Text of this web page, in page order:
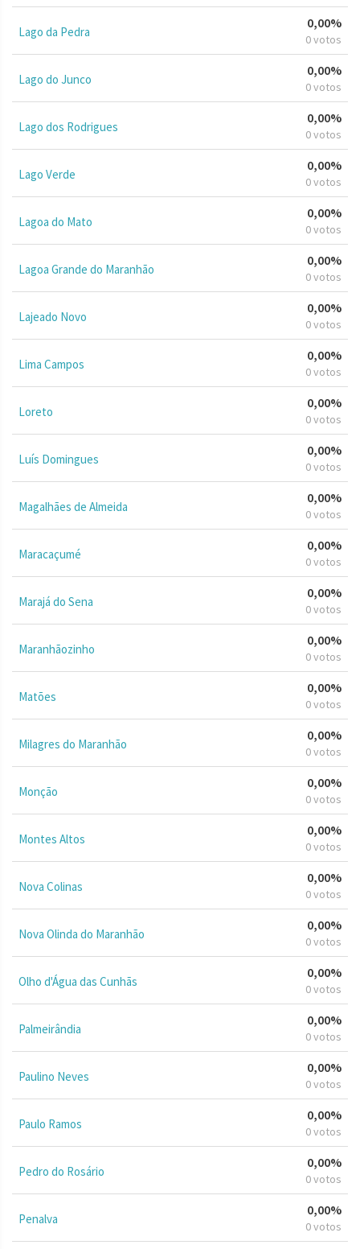
Lago da Pedra
0,00%
0 votos
Lago do Junco
0,00%
0 votos
Lago dos Rodrigues
0,00%
0 votos
Lago Verde
0,00%
0 votos
Lagoa do Mato
0,00%
0 votos
Lagoa Grande do Maranhão
0,00%
0 votos
Lajeado Novo
0,00%
0 votos
Lima Campos
0,00%
0 votos
Loreto
0,00%
0 votos
Luís Domingues
0,00%
0 votos
Magalhães de Almeida
0,00%
0 votos
Maracaçumé
0,00%
0 votos
Marajá do Sena
0,00%
0 votos
Maranhãozinho
0,00%
0 votos
Matões
0,00%
0 votos
Milagres do Maranhão
0,00%
0 votos
Monção
0,00%
0 votos
Montes Altos
0,00%
0 votos
Nova Colinas
0,00%
0 votos
Nova Olinda do Maranhão
0,00%
0 votos
Olho d'Água das Cunhãs
0,00%
0 votos
Palmeirândia
0,00%
0 votos
Paulino Neves
0,00%
0 votos
Paulo Ramos
0,00%
0 votos
Pedro do Rosário
0,00%
0 votos
Penalva
0,00%
0 votos